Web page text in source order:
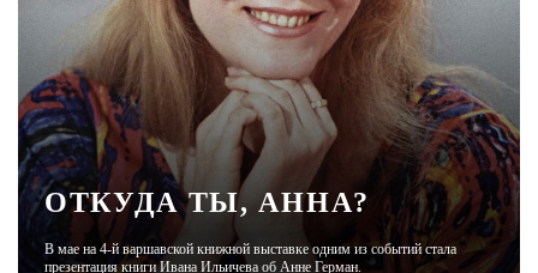
ЧЕЛОВЕК ОСОБЕННЫЙ
КУЛЬТ ЕДЫ
АФИША
ЖУРНАЛ
ОТКУДА ТЫ, АННА?
В мае на 4-й варшавской книжной выставке одним из событий стала
презентация книги Ивана Ильичева об Анне Герман.